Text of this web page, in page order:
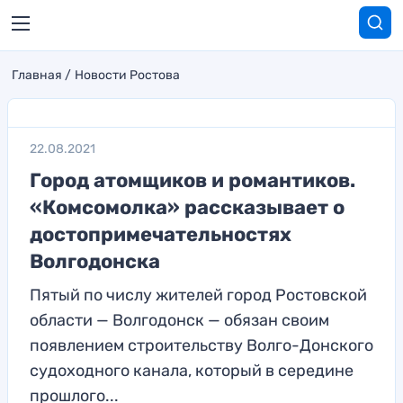
Главная Новости Ростова
22.08.2021
Город атомщиков и романтиков.
«Комсомолка» рассказывает о
достопримечательностях
Волгодонска
Пятый по числу жителей город Ростовской
области — Волгодонск — обязан своим
появлением строительству Волго-Донского
судоходного канала, который в середине
прошлого...